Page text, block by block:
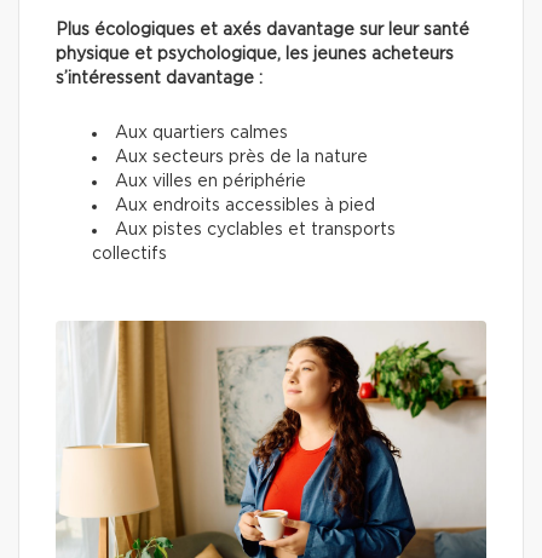
Plus écologiques et axés davantage sur leur santé
physique et psychologique, les jeunes acheteurs
s’intéressent davantage :
Aux quartiers calmes
Aux secteurs près de la nature
Aux villes en périphérie
Aux endroits accessibles à pied
Aux pistes cyclables et transports
collectifs